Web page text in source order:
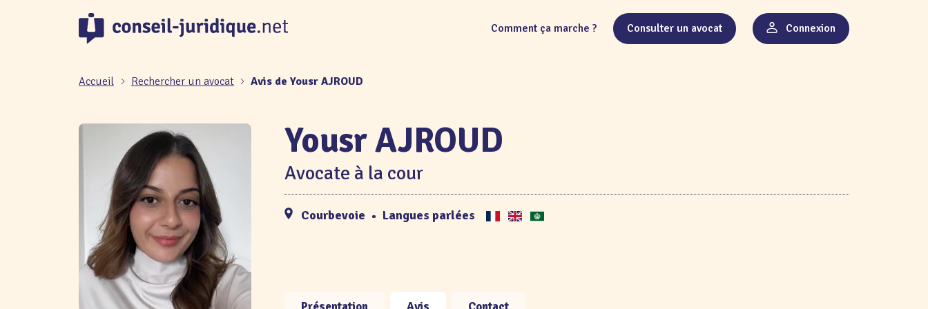
Comment ça marche ? Consulter un avocat Connexion
Accueil Rechercher un avocat Avis de Yousr AJROUD
Yousr AJROUD
Avocate à la cour
Courbevoie • Langues parlées